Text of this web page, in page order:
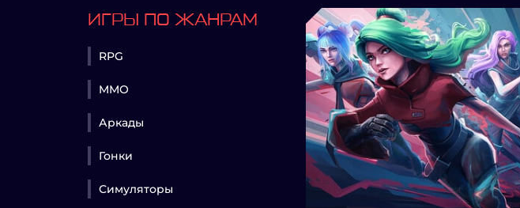
ИГРЫ ПО ЖАНРАМ
RPG
MMO
Аркады
Гонки
Симуляторы